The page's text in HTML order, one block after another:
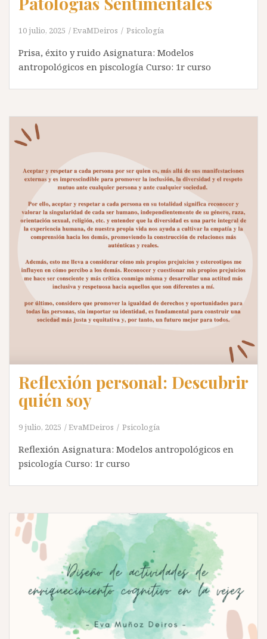
10 julio, 2025 EvaMDeiros Psicología
Prisa, éxito y ruido Asignatura: Modelos
antropológicos en piscología Curso: 1r curso
Reflexión personal: Descubrir
quién soy
9 julio, 2025 EvaMDeiros Psicología
Reflexión Asignatura: Modelos antropológicos en
psicología Curso: 1r curso